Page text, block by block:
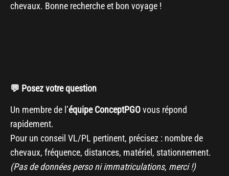
chevaux. Bonne recherche et bon voyage !
💬 Posez votre question
Un membre de l’équipe ConceptPGOvous répond
rapidement.
Pour un conseil VL/PL pertinent, précisez : nombre de
chevaux, fréquence, distances, matériel, stationnement.
(Pas de données perso ni immatriculations, merci !)